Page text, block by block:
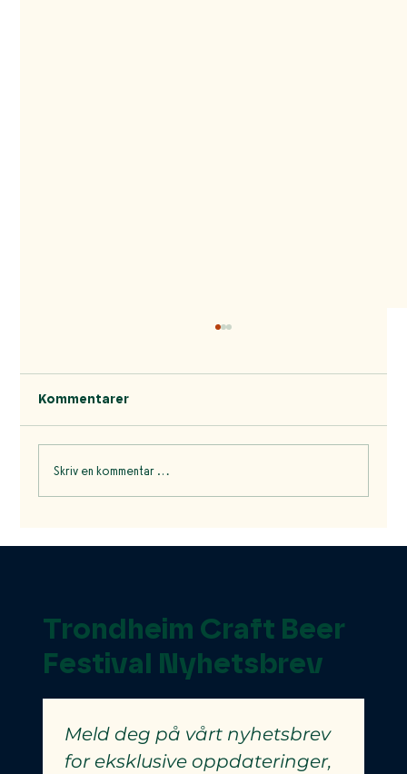
Kommentarer
Skriv en kommentar …
Trondheim Craft Beer
Festival Nyhetsbrev
Meld deg på vårt nyhetsbrev
for eksklusive oppdateringer,